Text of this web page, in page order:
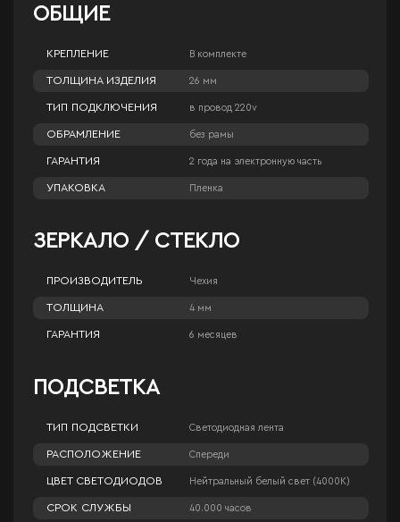
ОБЩИЕ
КРЕПЛЕНИЕ В комплекте
ТОЛЩИНА ИЗДЕЛИЯ 26 мм
ТИП ПОДКЛЮЧЕНИЯ в провод 220v
ОБРАМЛЕНИЕ без рамы
ГАРАНТИЯ 2 года на электронную часть
УПАКОВКА Пленка
ЗЕРКАЛО / СТЕКЛО
ПРОИЗВОДИТЕЛЬ Чехия
ТОЛЩИНА 4 мм
ГАРАНТИЯ 6 месяцев
ПОДСВЕТКА
ТИП ПОДСВЕТКИ Светодиодная лента
РАСПОЛОЖЕНИЕ Спереди
ЦВЕТ СВЕТОДИОДОВ Нейтральный белый свет (4000К)
СРОК СЛУЖБЫ 40.000 часов